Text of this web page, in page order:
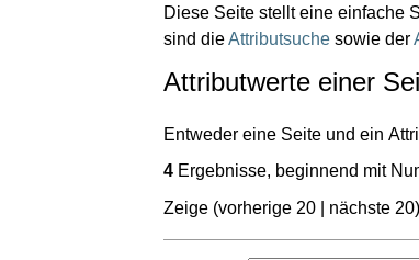
Wechseln zu:Navigation,Suche
Diese Seite stellt eine einfache
sind dieAttributsuche sowie der
Attributwerte einer
Entweder eine Seite und ein
4 Ergebnisse, beginnend mit
Zeige (vorherige 20 nächste 20